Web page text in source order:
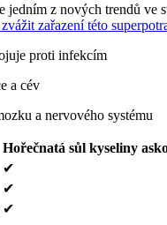
jedním z nových trendů
zařazení této
proti infekcím
a cév
a nervového systému
Hořečnatá sůl kyseliny
✔
✔
✔